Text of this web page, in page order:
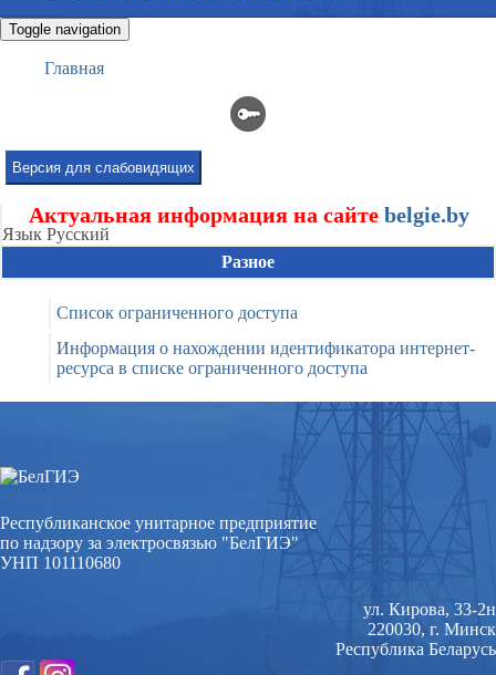
Toggle navigation
Главная
Версия для слабовидящих
Актуальная информация на сайте belgie.by
Язык Русский
Разное
Список ограниченного доступа
Информация о нахождении идентификатора интернет-
ресурса в списке ограниченного доступа
Республиканское унитарное предприятие
по надзору за электросвязью "БелГИЭ"
УНП 101110680
ул. Кирова, 33-2н
220030, г. Минск
Республика Беларусь